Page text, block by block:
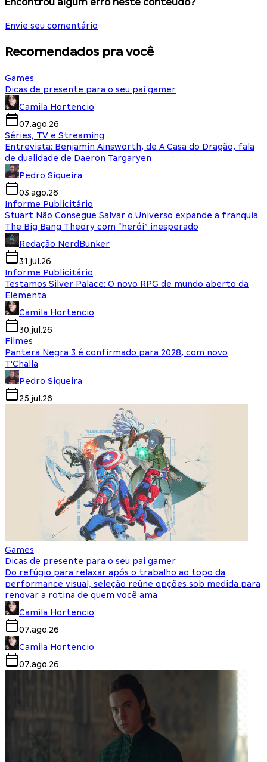
Encontrou algum erro neste conteúdo?
Envie seu comentário
Recomendados pra você
Games
Dicas de presente para o seu pai gamer
Camila Hortencio
07.ago.26
Séries, TV e Streaming
Entrevista: Benjamin Ainsworth, de A Casa do Dragão, fala
de dualidade de Daeron Targaryen
Pedro Siqueira
03.ago.26
Informe Publicitário
Stuart Não Consegue Salvar o Universo expande a franquia
The Big Bang Theory com “herói” inesperado
Redação NerdBunker
31.jul.26
Informe Publicitário
Testamos Silver Palace: O novo RPG de mundo aberto da
Elementa
Camila Hortencio
30.jul.26
Filmes
Pantera Negra 3 é confirmado para 2028, com novo
T'Challa
Pedro Siqueira
25.jul.26
Games
Dicas de presente para o seu pai gamer
Do refúgio para relaxar após o trabalho ao topo da
performance visual, seleção reúne opções sob medida para
renovar a rotina de quem você ama
Camila Hortencio
07.ago.26
Camila Hortencio
07.ago.26